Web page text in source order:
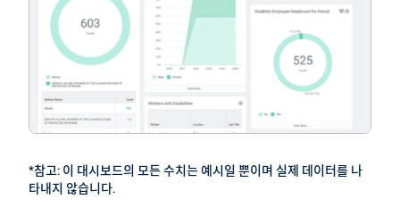
*참고: 이 대시보드의 모든 수치는 예시일 뿐이며 실제 데이터를 나
타내지 않습니다.